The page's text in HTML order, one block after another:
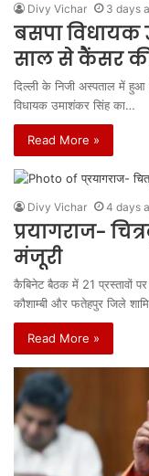
Divy Vichar 3 days
बसपा विधायक
साल से कैंसर
दिल्ली के निजी अस्पताल में
विधायक उमाशंकर सिंह का…
Read More »
Divy Vichar 4 days
प्रयागराज-
मंजूरी
कैबिनेट बैठक में 21 प्रस्तावों पर
कौशाम्बी और फतेहपुर जिले
Read More »